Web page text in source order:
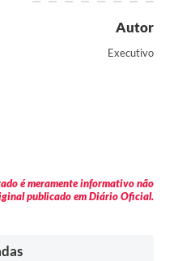
Autor
Executivo
é meramente informativo não
publicado em Diário Oficial.